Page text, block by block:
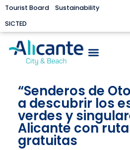
Tourist Board
Sustainability
SICTED
“Senderos de
a descubrir los
verdes y
Alicante con
gratuitas